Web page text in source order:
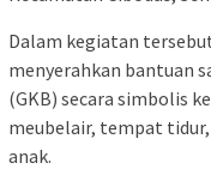
Dalam kegiatan
menyerahkan bantuan
(GKB) secara simbolis
meubelair, tempat
anak.